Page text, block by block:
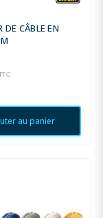
DE CÂBLE EN
au panier